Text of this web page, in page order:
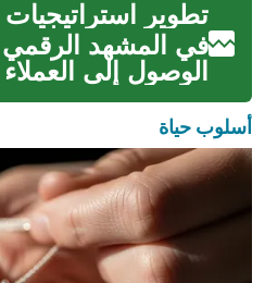
في المشهد الرقمي
الوصول إلى
ضرورة استراتيجية
يتطلب بناء حضور
أسلوب حياة